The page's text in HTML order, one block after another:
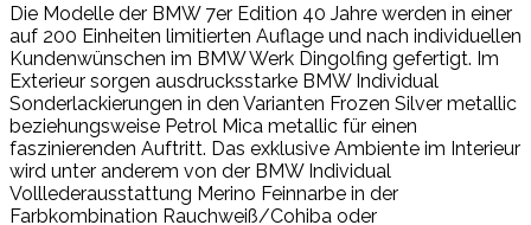
Die Modelle der BMW 7er Edition 40 Jahre werden in einer
auf 200 Einheiten limitierten Auflage und nach individuellen
Kundenwünschen im BMW Werk Dingolfing gefertigt. Im
Exterieur sorgen ausdrucksstarke BMW Individual
Sonderlackierungen in den Varianten Frozen Silver metallic
beziehungsweise Petrol Mica metallic für einen
faszinierenden Auftritt. Das exklusive Ambiente im Interieur
wird unter anderem von der BMW Individual
Volllederausstattung Merino Feinnarbe in der
Farbkombination Rauchweiß/Cohiba oder